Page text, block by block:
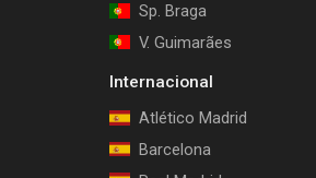
Sp. Braga
V. Guimarães
Internacional
Atlético Madrid
Barcelona